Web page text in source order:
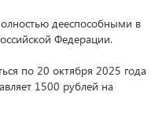
дееспособными в
Федерации.
по 20 октября 2025 года
1500 рублей на